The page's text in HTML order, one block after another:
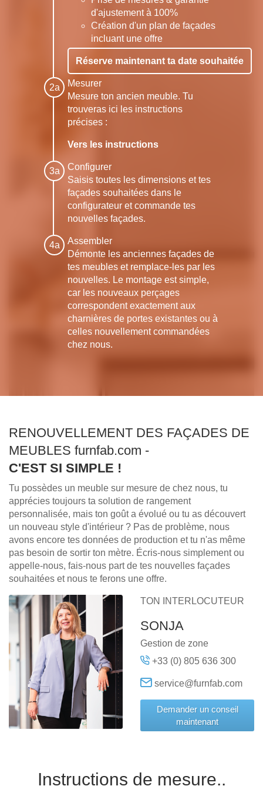
d'ajustement à 100%
Création d'un plan de façades
incluant une offre
Réserve maintenant ta date souhaitée
Mesurer
Mesure ton ancien meuble. Tu
trouveras ici les instructions
précises :
Vers les instructions
Configurer
Saisis toutes les dimensions et tes
façades souhaitées dans le
configurateur et commande tes
nouvelles façades.
Assembler
Démonte les anciennes façades de
tes meubles et remplace-les par les
nouvelles. Le montage est simple,
car les nouveaux perçages
correspondent exactement aux
charnières de portes existantes ou à
celles nouvellement commandées
chez nous.
RENOUVELLEMENT DES FAÇADES DE
MEUBLES furnfab.com -
C'EST SI SIMPLE !
Tu possèdes un meuble sur mesure de chez nous, tu
apprécies toujours ta solution de rangement
personnalisée, mais ton goût a évolué ou tu as découvert
un nouveau style d'intérieur ? Pas de problème, nous
avons encore tes données de production et tu n'as même
pas besoin de sortir ton mètre. Écris-nous simplement ou
appelle-nous, fais-nous part de tes nouvelles façades
souhaitées et nous te ferons une offre.
TON INTERLOCUTEUR
SONJA
Gestion de zone
+33 (0) 805 636 300
service@furnfab.com
Demander un conseil
maintenant
Instructions de mesure..